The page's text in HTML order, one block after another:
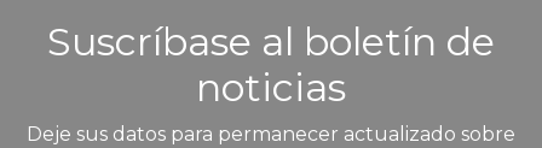
Suscríbase al boletín de
noticias
Deje sus datos para permanecer actualizado sobre